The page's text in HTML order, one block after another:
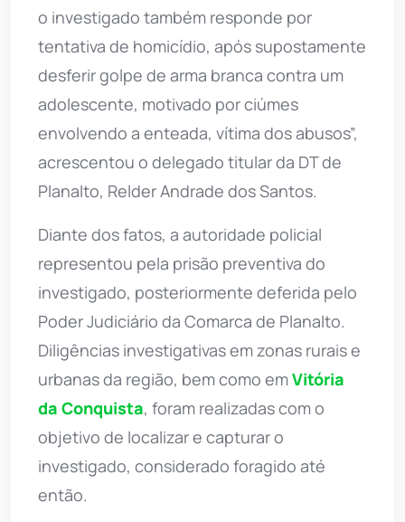
o investigado também responde por
tentativa de homicídio, após supostamente
desferir golpe de arma branca contra um
adolescente, motivado por ciúmes
envolvendo a enteada, vítima dos abusos”,
acrescentou o delegado titular da DT de
Planalto, Relder Andrade dos Santos.
Diante dos fatos, a autoridade policial
representou pela prisão preventiva do
investigado, posteriormente deferida pelo
Poder Judiciário da Comarca de Planalto.
Diligências investigativas em zonas rurais e
urbanas da região, bem como emVitória
da Conquista, foram realizadas com o
objetivo de localizar e capturar o
investigado, considerado foragido até
então.